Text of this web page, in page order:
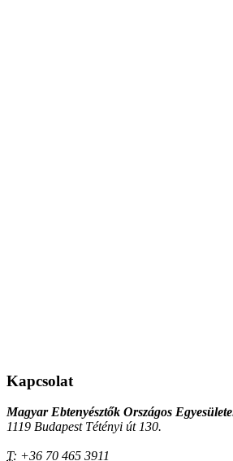
Kapcsolat
Magyar Ebtenyésztők Országos
1119 Budapest Tétényi út 130.
T: +36 70 465 3911